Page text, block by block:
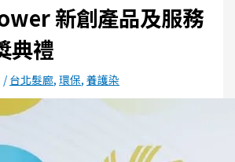
新創產品及服務
典禮
/ 台北髮廊,環保,養護染